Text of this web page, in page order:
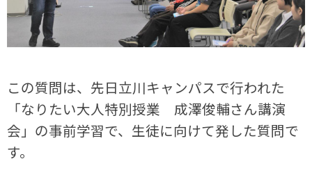
この質問は、先日立川キャンパスで行われた
「なりたい大人特別授業 成澤俊輔さん講演
会」の事前学習で、生徒に向けて発した質問で
す。